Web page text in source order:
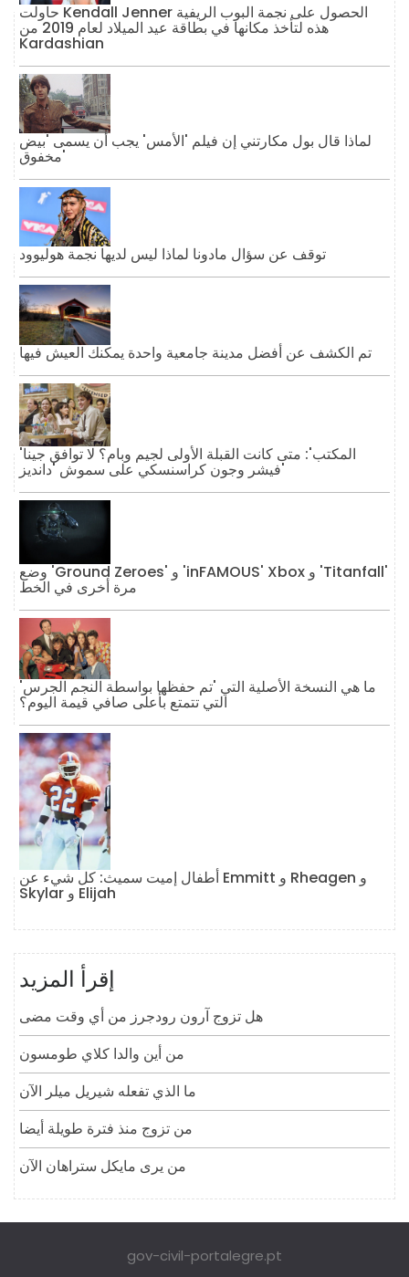
حاولت Kendall Jenner الحصول على نجمة البوب ​​الريفية
هذه لتأخذ مكانها في بطاقة عيد الميلاد لعام 2019 من
Kardashian
لماذا قال بول مكارتني إن فيلم 'الأمس' يجب أن يسمى 'بيض
مخفوق'
توقف عن سؤال مادونا لماذا ليس لديها نجمة هوليوود
تم الكشف عن أفضل مدينة جامعية واحدة يمكنك العيش فيها
'المكتب': متى كانت القبلة الأولى لجيم وبام؟ لا توافق جينا
فيشر وجون كراسنسكي على سموش 'دانديز'
وضع 'Ground Zeroes' و 'inFAMOUS' Xbox و 'Titanfall'
مرة أخرى في الخط
ما هي النسخة الأصلية التي 'تم حفظها بواسطة النجم الجرس'
التي تتمتع بأعلى صافي قيمة اليوم؟
أطفال إميت سميث: كل شيء عن Emmitt و Rheagen و
Skylar و Elijah
إقرأ المزيد
هل تزوج آرون رودجرز من أي وقت مضى
من أين والدا كلاي طومسون
ما الذي تفعله شيريل ميلر الآن
من تزوج منذ فترة طويلة أيضا
من يرى مايكل ستراهان الآن
gov-civil-portalegre.pt